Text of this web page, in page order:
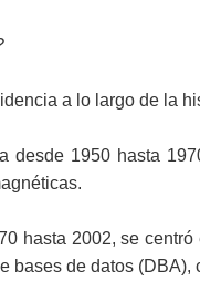
a lo largo de la
desde 1950 hasta
hasta 2002, se
bases de datos